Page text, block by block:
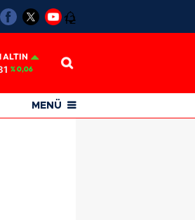
12
ALTIN
% 0,06
MENÜ